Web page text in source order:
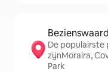
De populairste
zijnMoraira,
Park